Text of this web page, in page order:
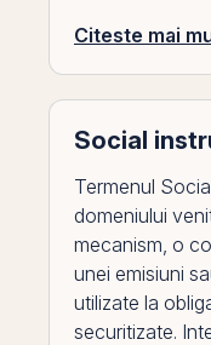
Citeste mai
Social
Termenul
domeniului
mecanism, o
unei emisiuni
utilizate la
securitizate.